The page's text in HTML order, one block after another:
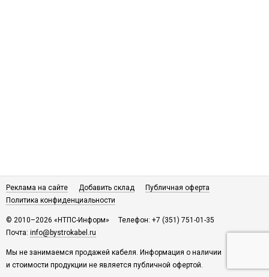
Реклама на сайте Добавить склад
Публичная оферта
Политика конфиденциальности
© 2010–2026 «НТПС-Информ»
Телефон: +7 (351) 751-01-35
Почта: info@bystrokabel.ru
Мы не занимаемся продажей кабеля. Информация о наличии
и стоимости продукции не является публичной офертой.